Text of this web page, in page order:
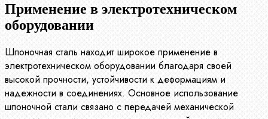
Применение в электротехническом
оборудовании
Шпоночная сталь находит широкое применение в
электротехническом оборудовании благодаря своей
высокой прочности, устойчивости к деформациям и
надежности в соединениях. Основное использование
шпоночной стали связано с передачей механической